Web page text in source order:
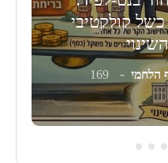
כשל קולקטיבי
הלחמי 169